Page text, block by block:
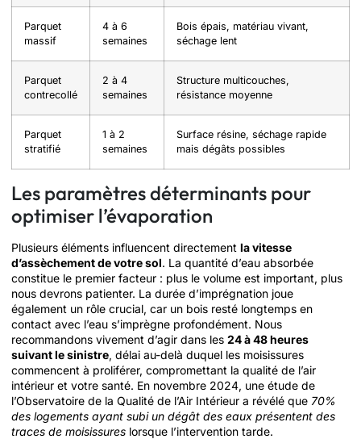
Parquet
massif
4 à 6
semaines
Bois épais, matériau vivant,
séchage lent
Parquet
contrecollé
2 à 4
semaines
Structure multicouches,
résistance moyenne
Parquet
stratifié
1 à 2
semaines
Surface résine, séchage rapide
mais dégâts possibles
Les paramètres déterminants pour
optimiser l’évaporation
Plusieurs éléments influencent directement la vitesse
d’assèchement de votre sol. La quantité d’eau absorbée
constitue le premier facteur : plus le volume est important, plus
nous devrons patienter. La durée d’imprégnation joue
également un rôle crucial, car un bois resté longtemps en
contact avec l’eau s’imprègne profondément. Nous
recommandons vivement d’agir dans les 24 à 48 heures
suivant le sinistre, délai au-delà duquel les moisissures
commencent à proliférer, compromettant la qualité de l’air
intérieur et votre santé. En novembre 2024, une étude de
l’Observatoire de la Qualité de l’Air Intérieur a révélé que 70%
des logements ayant subi un dégât des eaux présentent des
traces de moisissures lorsque l’intervention tarde.